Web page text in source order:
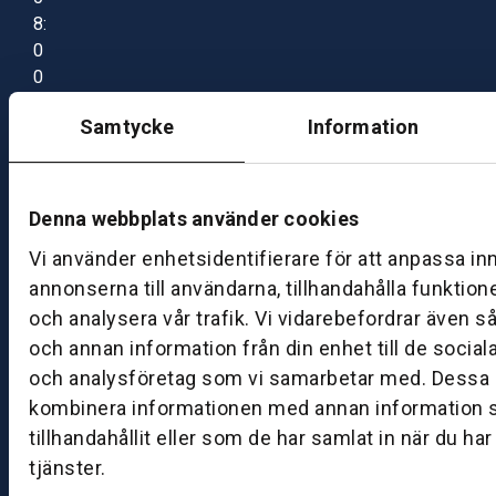
Samtycke Information
Denna webbplats använder cookies
Vi använder enhetsidentifierare för att anpassa
annonserna till användarna, tillhandahålla
och analysera vår trafik. Vi vidarebefordrar även
och annan information från din enhet till de
och analysföretag som vi samarbetar med. Dessa
kombinera informationen med annan information
tillhandahållit eller som de har samlat in när du
tjänster.
8:
0
0
7:
0
B
S
k
ö
v
d